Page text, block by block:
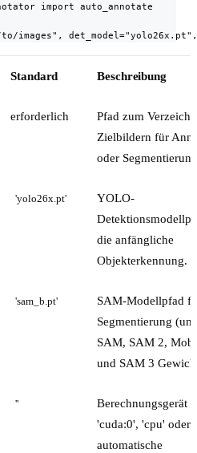
import auto_annotate
images", det_model="yolo26x.pt",
Standard Beschreibung
erforderlich
Pfad zum
Zielbildern für
oder
'yolo26x.pt'
YOLO-
die anfängliche
Objekterkennung.
'sam_b.pt'
SAM-Modellpfad
Segmentierung
SAM, SAM 2,
und SAM 3
''
Berechnungsgerät
'cuda:0', 'cpu' oder
automatische